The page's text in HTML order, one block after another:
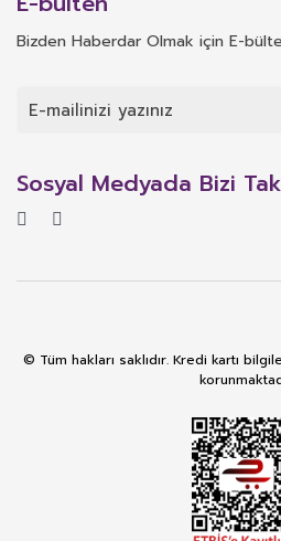
Bizden Haberdar Olmak için E-
Sosyal Medyada Bizi
© Tüm hakları saklıdır. Kredi kartı